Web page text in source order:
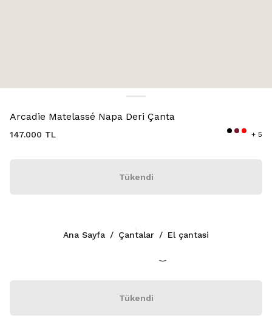
Arcadie Matelassé Napa Deri Çanta
147.000 TL + 5
Tükendi
Karamel
Tükendi
Ana Sayfa / Çantalar / El çantasi